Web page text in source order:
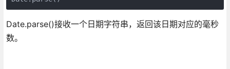
Date.parse()接收一个日期字符串，返回该日期对应的毫秒
数。